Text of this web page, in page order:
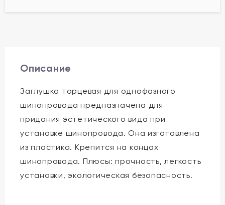
Описание
Заглушка торцевая для однофазного
шинопровода предназначена для
придания эстетического вида при
установке шинопровода. Она изготовлена
из пластика. Крепится на концах
шинопровода. Плюсы: прочность, легкость
установки, экологическая безопасность.